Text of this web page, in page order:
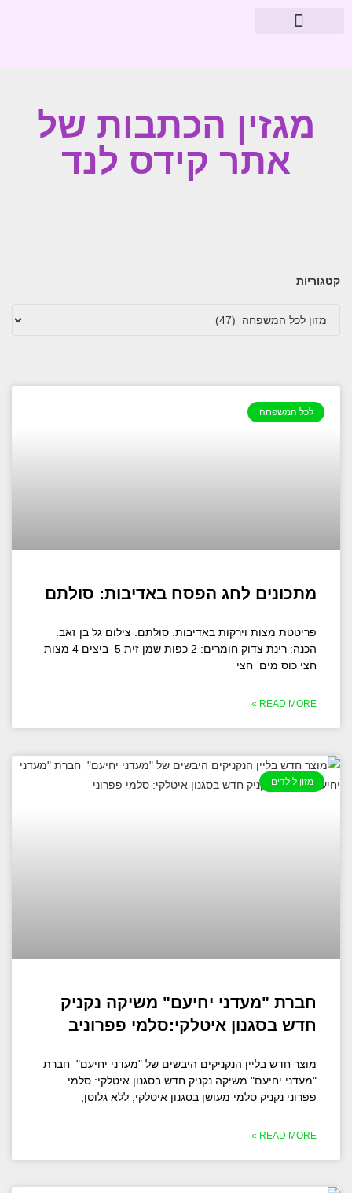
מגזין הכתבות של
אתר קידס לנד
קטגוריות
לכל המשפחה
מתכונים לחג הפסח באדיבות: סולתם
פריטטת מצות וירקות באדיבות: סולתם. צילום גל בן זאב.
הכנה: רינת צדוק חומרים: 2 כפות שמן זית 5 ביצים 4 מצות
חצי כוס מים חצי
READ MORE »
מזון לילדים
חברת "מעדני יחיעם" משיקה נקניק
חדש בסגנון איטלקי:סלמי פפרוניב
מוצר חדש בליין הנקניקים היבשים של "מעדני יחיעם" חברת
"מעדני יחיעם" משיקה נקניק חדש בסגנון איטלקי: סלמי
פפרוני נקניק סלמי מעושן בסגנון איטלקי, ללא גלוטן,
READ MORE »